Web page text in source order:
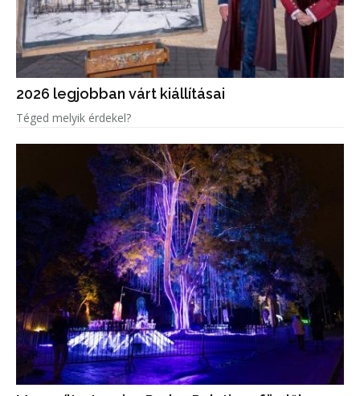
2026 legjobban várt kiállításai
Téged melyik érdekel?